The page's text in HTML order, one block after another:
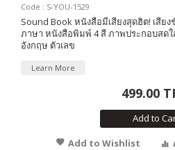
Code : S-YOU-1529
Sound Book หนังสือมีเสียงสุดฮิต! เสียง
ภาษา หนังสือพิมพ์ 4 สี ภาพประกอบสดใ
อังกฤษ ตัวเลข
Learn More
499.00
Add to
Add to Wishlist